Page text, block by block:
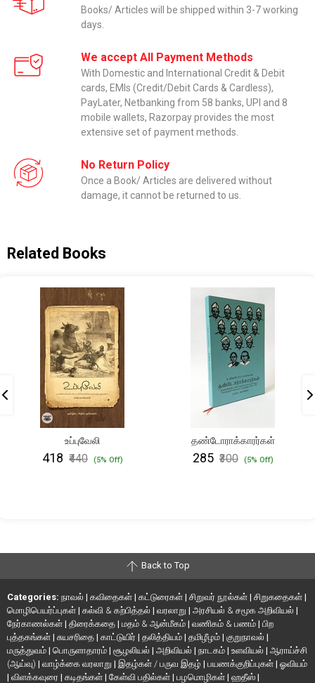
Books/ Articles will be shipped within 3-7 working
days.
We accept All Payment Methods
With Domestic and International Credit & Debit
cards, EMIs (Credit/Debit Cards & Cardless),
PayLater, Netbanking from 58 banks, UPI and 8
mobile wallets, Razorpay provides the most
extensive set of payment methods.
No Return Policy
Once a Book/ Articles are delivered without
damage, it cannot be returned to us.
Related Books
உப்புவேலி
₹418 ₹440 (5% Off)
தண்டோராக்காரர்கள்
₹285 ₹300 (5% Off)
Back to Top
Categories: நாவல் | கவிதைகள் | கட்டுரைகள் | சிறுவர் நூல்கள் | சிறுகதைகள் |
மொழிபெயர்ப்புகள் | கல்வி & கற்பித்தல் | வரலாறு | அரசியல் & சமூக அறிவியல் |
நேர்காணல்கள் | திரைக்கதை | மதம் & ஆன்மீகம் | வணிகம் & பணம் | பிற
புத்தகங்கள் | சுயசரிதை | காட்டுயிர் | தலித்தியம் | தமிழீழம் | குறுநாவல் |
மருத்துவம் | பொருளாதாரம் | சூழலியல் | அறிவியல் | நாடகம் | உளவியல் | ஆராய்ச்சி
(ஆய்வு) | வாழ்க்கை வரலாறு | இதழ்கள் / பருவ இதழ் | பயணக்குறிப்புகள் | ஓவியம்
| விளக்கவுரை | கடிதங்கள் | கேள்வி பதில்கள் | பழமொழிகள் | ஹதீஸ் |